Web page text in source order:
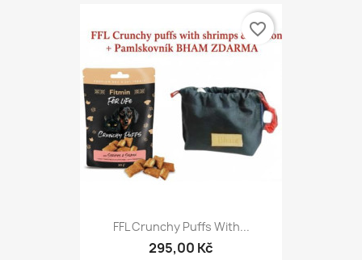
FFL Crunchy Puffs With...
295,00 Kč
favorite_border